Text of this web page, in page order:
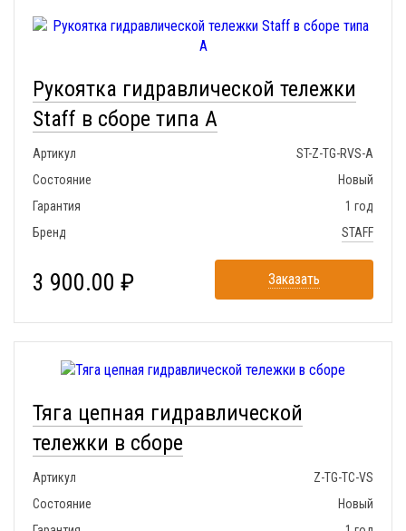
Рукоятка гидравлической тележки
Staff в сборе типа A
Артикул
ST-Z-TG-RVS-A
Состояние
Новый
Гарантия
1 год
Бренд
STAFF
3 900.00 ₽ Заказать
Тяга цепная гидравлической
тележки в сборе
Артикул
Z-TG-TC-VS
Состояние
Новый